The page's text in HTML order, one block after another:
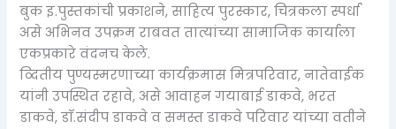
बुक इ.पुस्तकांची प्रकाशने, साहित्य पुरस्कार, चित्रकला स्पर्धा
असे अभिनव उपक्रम राबवत तात्यांच्या सामाजिक कार्याला
एकप्रकारे वंदनच केले.
व्दितीय पुण्यस्मरणाच्या कार्यक्रमास मित्रपरिवार, नातेवाईक
यांनी उपस्थित रहावे, असे आवाहन गयाबाई डाकवे, भरत
डाकवे, डाॅ.संदीप डाकवे व समस्त डाकवे परिवार यांच्या वतीने